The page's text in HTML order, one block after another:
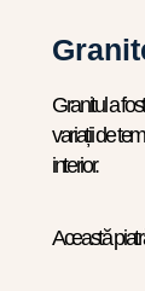
Granitul a
variații de
interior.
Această